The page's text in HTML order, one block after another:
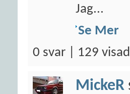
Jag...
Se Mer
0 svar | 129
MickeR